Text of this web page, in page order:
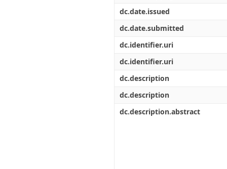
dc.date.issued
dc.date.submitted
dc.identifier.uri
dc.identifier.uri
dc.description
dc.description
dc.description.abstract